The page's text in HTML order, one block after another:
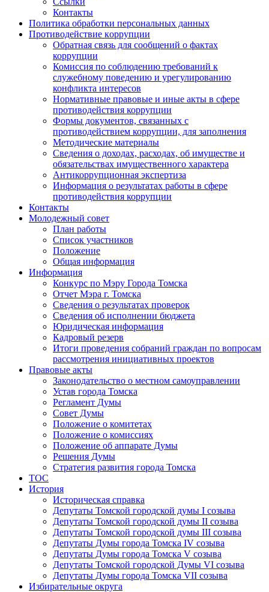
Контакты
Политика обработки персональных данных
Прoтивoдeйствие кoрpупции
Обратная связь для сообщений о фактах
коррупции
Комиссия по соблюдению требований к
служебному поведению и урегулированию
конфликта интересов
Нормативные правовые и иные акты в сфере
противодействия коррупции
Формы документов, связанных с
противодействием коррупции, для заполнения
Методические материалы
Сведения о доходах, расходах, об имуществе и
обязательствах имущественного характера
Антикоррупционная экспертиза
Информация о результатах работы в сфере
противодействия коррупции
Контакты
Молодежный совет
План работы
Список участников
Положение
Общая информация
Информация
Конкурс по Мэру Города Томска
Отчет Мэра г. Томска
Сведения о результатах проверок
Сведения об исполнении бюджета
Юридическая информация
Кадровый резерв
Итоги проведения собраний граждан по вопросам
рассмотрения инициативных проектов
Правовые акты
Законодательство о местном самоуправлении
Устав города Томска
Регламент Думы
Совет Думы
Положение о комитетах
Положение о комиссиях
Положение об аппарате Думы
Решения Думы
Стратегия развития города Томска
ТОС
История
Историческая справка
Депутаты Томской городской думы I созыва
Депутаты Томской городской думы II созыва
Депутаты Томской городской думы III созыва
Депутаты Думы города Томска IV созыва
Депутаты Думы города Томска V созыва
Депутаты Томской городской Думы VI созыва
Депутаты Думы города Томска VII созыва
Избирательные округа